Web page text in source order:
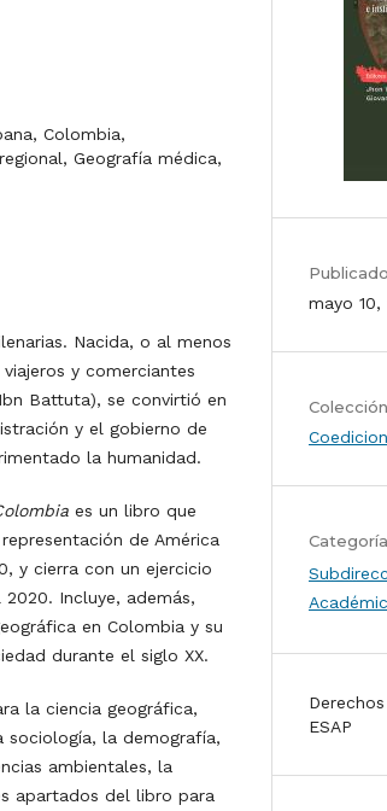
Colombia,
Geografía médica,
Nacida, o al menos
y comerciantes
Battuta), se convirtió en
y el gobierno de
la humanidad.
es un libro que
de América
y cierra con un ejercicio
Incluye, además,
en Colombia y su
durante el siglo XX.
la ciencia geográfica,
la demografía,
ambientales, la
apartados del libro para
Publicado
mayo 10,
Colección
ESAP